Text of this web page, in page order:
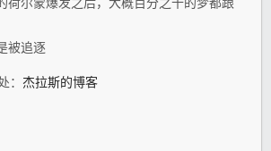
被追逐
： 杰拉斯的博客